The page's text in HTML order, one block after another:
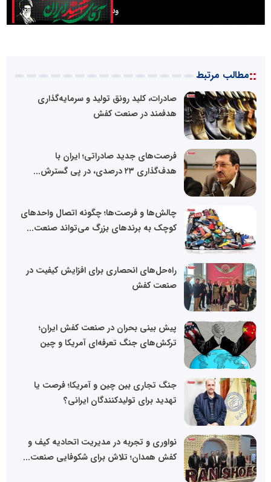
::مطالب مرتبط
صادرات، کلید رونق تولید و سرمایه‌گذاری
هدفمند در صنعت کفش
فرصت‌های جدید صادراتی؛ ایران با
هدف‌گذاری ۲۳ درصدی، در پی گسترش...
چالش‌ها و فرصت‌ها؛ چگونه اتصال واحدهای
کوچک به برندهای بزرگ می‌تواند صنعت...
راه‌حل‌های انحصاری برای افزایش کیفیت در
صنعت کفش
پیش بینی بحران در صنعت کفش ایران؛
ترکش‌های جنگ تعرفه‌ای آمریکا و چین
جنگ تجاری بین چین و آمریکا؛ فرصت یا
تهدید برای تولیدکنندگان ایرانی؟
نواوری و تجربه در مدیریت اتحادیه کیف و
کفش همدان؛ تلاش برای شکوفایی صنعت...